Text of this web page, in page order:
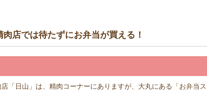
肉店では待たずにお弁当が買える！
「日山」は、精肉コーナーにありますが、大丸にある「お弁当ス